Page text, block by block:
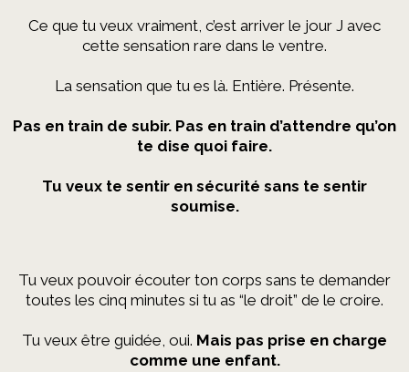
Ce que tu veux vraiment, c’est arriver le jour J avec
cette sensation rare dans le ventre.
La sensation que tu es là. Entière. Présente.
Pas en train de subir. Pas en train d’attendre qu’on
te dise quoi faire.
Tu veux te sentir en sécurité sans te sentir
soumise.
Tu veux pouvoir écouter ton corps sans te demander
toutes les cinq minutes si tu as “le droit” de le croire.
Tu veux être guidée, oui. Mais pas prise en charge
comme une enfant.